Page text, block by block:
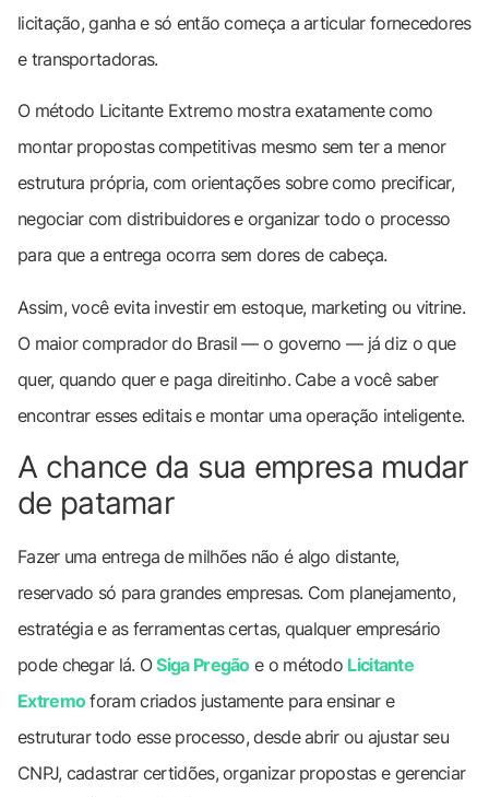
licitação, ganha e só então começa a articular fornecedores
e transportadoras.
O método Licitante Extremo mostra exatamente como
montar propostas competitivas mesmo sem ter a menor
estrutura própria, com orientações sobre como precificar,
negociar com distribuidores e organizar todo o processo
para que a entrega ocorra sem dores de cabeça.
Assim, você evita investir em estoque, marketing ou vitrine.
O maior comprador do Brasil — o governo — já diz o que
quer, quando quer e paga direitinho. Cabe a você saber
encontrar esses editais e montar uma operação inteligente.
A chance da sua empresa mudar
de patamar
Fazer uma entrega de milhões não é algo distante,
reservado só para grandes empresas. Com planejamento,
estratégia e as ferramentas certas, qualquer empresário
pode chegar lá. OSiga Pregãoe o método Licitante
Extremoforam criados justamente para ensinar e
estruturar todo esse processo, desde abrir ou ajustar seu
CNPJ, cadastrar certidões, organizar propostas e gerenciar